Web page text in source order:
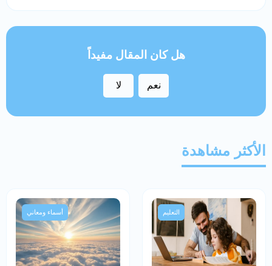
هل كان المقال مفيداً
نعم لا
الأكثر مشاهدة
التعليم أسماء ومعاني